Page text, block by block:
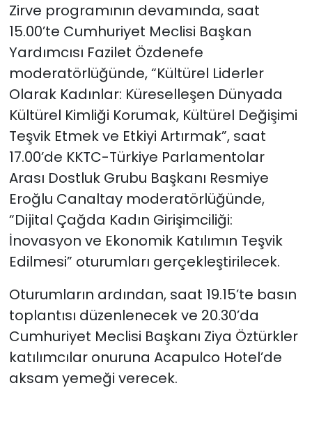
Zirve programının devamında, saat
15.00’te Cumhuriyet Meclisi Başkan
Yardımcısı Fazilet Özdenefe
moderatörlüğünde, “Kültürel Liderler
Olarak Kadınlar: Küreselleşen Dünyada
Kültürel Kimliği Korumak, Kültürel Değişimi
Teşvik Etmek ve Etkiyi Artırmak”, saat
17.00’de KKTC-Türkiye Parlamentolar
Arası Dostluk Grubu Başkanı Resmiye
Eroğlu Canaltay moderatörlüğünde,
“Dijital Çağda Kadın Girişimciliği:
İnovasyon ve Ekonomik Katılımın Teşvik
Edilmesi” oturumları gerçekleştirilecek.
Oturumların ardından, saat 19.15’te basın
toplantısı düzenlenecek ve 20.30’da
Cumhuriyet Meclisi Başkanı Ziya Öztürkler
katılımcılar onuruna Acapulco Hotel’de
aksam yemeği verecek.